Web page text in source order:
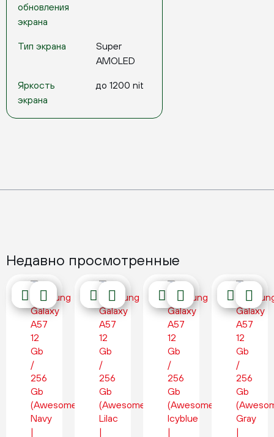
обновления
экрана
Тип экрана
Super
AMOLED
Яркость
экрана
до 1200 nit
Недавно просмотренные